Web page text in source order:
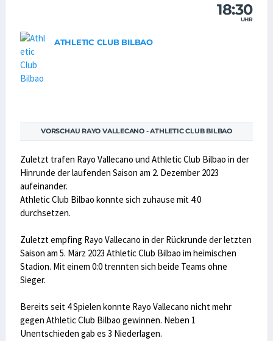
18:30
UHR
ATHLETIC CLUB BILBAO
VORSCHAU RAYO VALLECANO - ATHLETIC CLUB BILBAO
Zuletzt trafen Rayo Vallecano und Athletic Club Bilbao in der
Hinrunde der laufenden Saison am 2. Dezember 2023
aufeinander.
Athletic Club Bilbao konnte sich zuhause mit 4:0
durchsetzen.
Zuletzt empfing Rayo Vallecano in der Rückrunde der letzten
Saison am 5. März 2023 Athletic Club Bilbao im heimischen
Stadion. Mit einem 0:0 trennten sich beide Teams ohne
Sieger.
Bereits seit 4 Spielen konnte Rayo Vallecano nicht mehr
gegen Athletic Club Bilbao gewinnen. Neben 1
Unentschieden gab es 3 Niederlagen.